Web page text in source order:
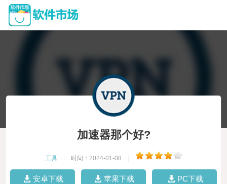
加速器那个好?
工具 时间：2024-01-08
安卓下载 苹果下载 PC下载